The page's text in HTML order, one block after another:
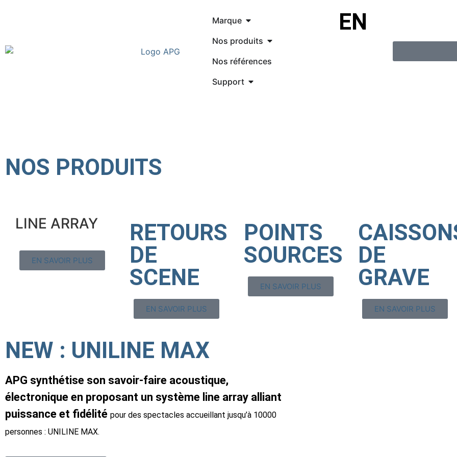
Marque
Nos produits
Nos références
Support
EN
NOS PRODUITS
LINE ARRAY​
EN SAVOIR PLUS
RETOURS
DE
SCENE
EN SAVOIR PLUS
POINTS
SOURCES
EN SAVOIR PLUS
DE
GRAVE
EN SAVOIR PLUS
NEW : UNILINE MAX
APG synthétise son savoir-faire acoustique,
électronique en proposant un système line array alliant
puissance et fidélité pour des spectacles accueillant jusqu’à 10000
personnes : UNILINE MAX.